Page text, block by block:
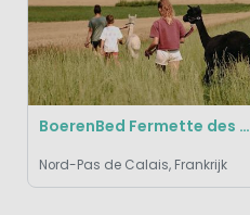
BoerenBed Fermette des Trois Tilleuls
Nord-Pas de Calais, Frankrijk